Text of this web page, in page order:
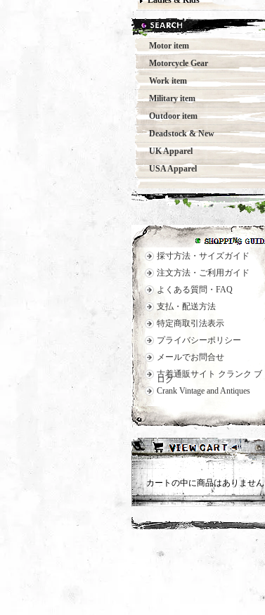
Motor item
Motorcycle Gear
Work item
Military item
Outdoor item
Deadstock & New
UK Apparel
USA Apparel
採寸方法・サイズガイド
注文方法・ご利用ガイド
よくある質問・FAQ
支払・配送方法
特定商取引法表示
プライバシーポリシー
メールでお問合せ
古着通販サイト クランク ブ
ログ
Crank Vintage and Antiques
カートの中に商品はありません